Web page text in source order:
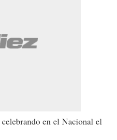
en el Nacional el